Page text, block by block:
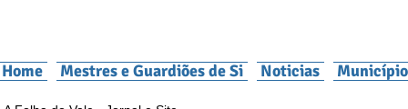
Home Mestres e Guardiões de Si Noticias